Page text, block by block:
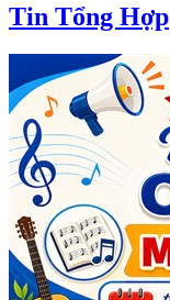
Tin Tổng Hợp